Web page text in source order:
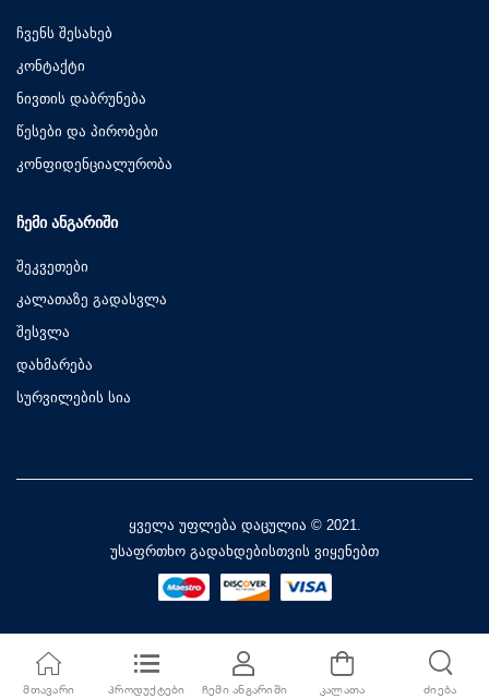
ჩვენს შესახებ
კონტაქტი
ნივთის დაბრუნება
წესები და პირობები
კონფიდენციალურობა
ᲩᲔᲛᲘ ᲐᲜᲒᲐᲠᲘᲨᲘ
შეკვეთები
კალათაზე გადასვლა
შესვლა
დახმარება
სურვილების სია
ყველა უფლება დაცულია © 2021.
უსაფრთხო გადახდებისთვის ვიყენებთ
ᲛᲗᲐᲕᲐᲠᲘ ᲞᲠᲝᲓᲣᲥᲢᲔᲑᲘ ᲩᲔᲛᲘ ᲐᲜᲒᲐᲠᲘᲨᲘ ᲙᲐᲚᲐᲗᲐ ᲫᲘᲔᲑᲐ